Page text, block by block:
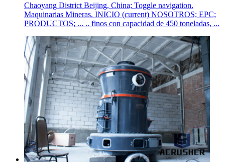
Chaoyang District Beijing, China; Toggle navigation.
Maquinarias Mineras. INICIO (current) NOSOTROS; EPC;
PRODUCTOS; ... .. finos con capacidad de 450 toneladas, ...